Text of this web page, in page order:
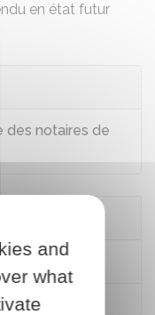
en état futur
des notaires de
and
what